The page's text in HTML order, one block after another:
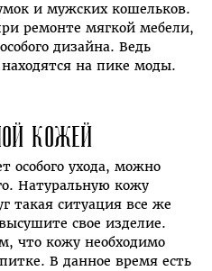
и мужских кошельков.
ремонте мягкой мебели,
дизайна. Ведь
на пике моды.
кожей
особого ухода, можно
Натуральную кожу
такая ситуация все же
свое изделие.
что кожу необходимо
В данное время есть